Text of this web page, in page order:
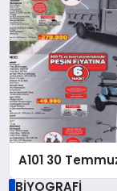
A101 30
BİYOGRAFİ